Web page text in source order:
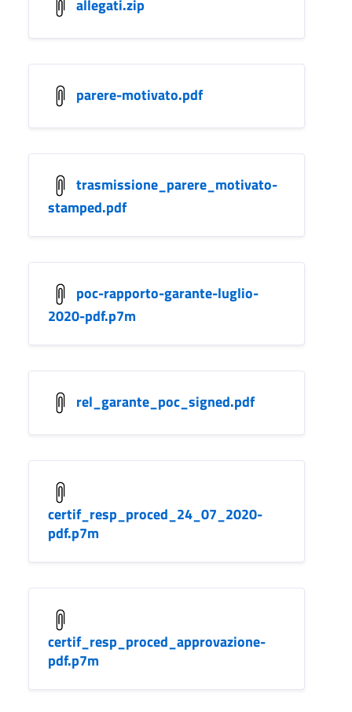
allegati.zip
parere-motivato.pdf
trasmissione_parere_motivato-
stamped.pdf
poc-rapporto-garante-luglio-
2020-pdf.p7m
rel_garante_poc_signed.pdf
certif_resp_proced_24_07_2020-
pdf.p7m
certif_resp_proced_approvazione-
pdf.p7m